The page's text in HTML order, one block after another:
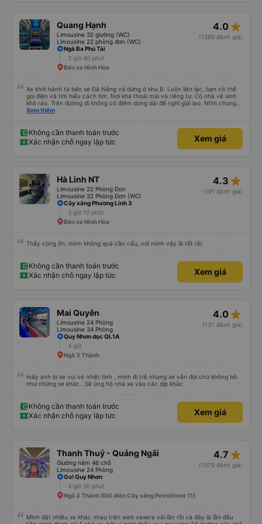
được đưa đến ga bằng xe buýt nhỏ. Họ cũng vận chuyển hàng hóa trong
suốt chuyến đi, và có thể sẽ có những điểm dừng chân. Tôi khuyên bạn nên
chọn công ty này và đặt chỗ ngồi VIP.
Quang Hạnh
Limousine 32 giường (WC)
Limousine 22 phòng đơn (WC)
4.0 star_rate
(1289 đánh giá)
Ngã Ba Phú Tài
3 giờ 40 phút
Bến xe Ninh Hòa
Xe khởi hành từ bến xe Đà Nẵng và dừng ở khu B. Luôn liên lạc, bạn có thể
gọi điện và tìm hiểu cách tìm. Nơi khá thoải mái và riêng tư. Có nhà vệ sinh
khô ráo. Trên đường đi không có điểm dừng dài để nghỉ giải lao. Nhìn chung
mọi thứ đều tuyệt vời.
Xem thêm
Không cần thanh toán trước
Xác nhận chỗ ngay lập tức
Xem giá
Hà Linh NT
Limousine 22 Phòng Đơn
Limousine 32 Phòng Đơn (WC)
4.3 star_rate
(191 đánh giá)
Cây xăng Phương Linh 3
3 giờ 10 phút
Bến xe Ninh Hòa
Thấy cũng ổn, mình không quá cần cẩu, với mình vậy là tốt rồi
Không cần thanh toán trước
Xác nhận chỗ ngay lập tức
Xem giá
Mai Quyên
Limousine 24 Phòng
Limousine 34 Phòng
4.0 star_rate
(137 đánh giá)
Quy Nhơn dọc QL1A
4 giờ
Ngã 3 Thành
mấy anh lơ xe vui vẻ nhiệt tình , mình đi trễ nhưng xe vẫn đợi chứ không bỏ
như những xe khác . Sẽ ủng hộ nhà xe vào các dịp khác
Không cần thanh toán trước
Xác nhận chỗ ngay lập tức
Xem giá
Thanh Thuỷ - Quảng Ngãi
Giường nằm 46 chỗ
Limousine 24 Phòng
4.7 star_rate
(1079 đánh giá)
Go! Quy Nhơn
4 giờ 30 phút
Ngã 3 Thành (Đối diện Cây xăng Petrolimex 11)
Mình đặt nhiều xe khác nhau trên web vexere vài lần rồi và đây là lần đầu